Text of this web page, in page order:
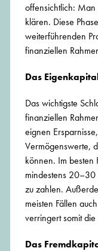
offensichtlich:
klären. Diese
weiterführenden
finanziellen
Das
Das wichtigste
finanziellen
eignen
Vermögenswerte,
können. Im besten
mindestens 20–30
zu zahlen.
meisten Fällen
verringert somit
Das